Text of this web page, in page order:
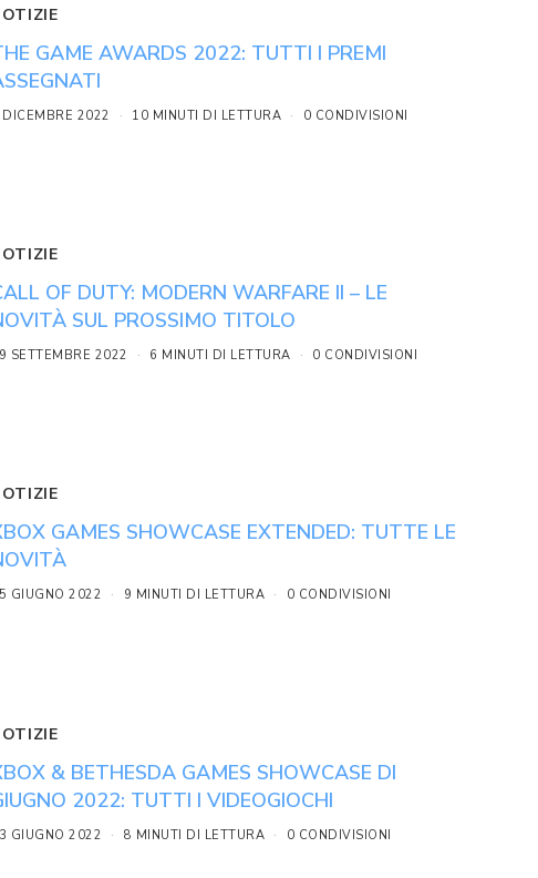
GAME AWARDS 2022: TUTTI I PREMI
2022 10 MINUTI DI LETTURA 0 CONDIVISIONI
OF DUTY: MODERN WARFARE II – LE
SUL PROSSIMO TITOLO
SETTEMBRE 2022 6 MINUTI DI LETTURA 0 CONDIVISIONI
GAMES SHOWCASE EXTENDED: TUTTE LE
GIUGNO 2022 9 MINUTI DI LETTURA 0 CONDIVISIONI
& BETHESDA GAMES SHOWCASE DI
2022: TUTTI I VIDEOGIOCHI
GIUGNO 2022 8 MINUTI DI LETTURA 0 CONDIVISIONI